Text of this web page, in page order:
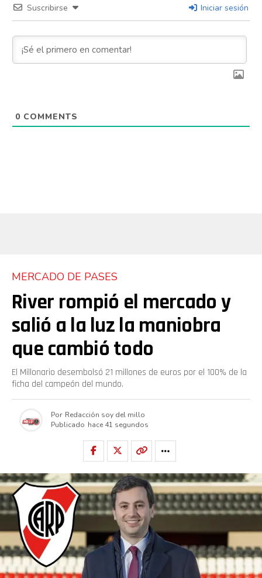
Suscribirse Iniciar sesión
0 COMMENTS
MERCADO DE PASES
River rompió el mercado y
salió a la luz la maniobra
que cambió todo
El Millonario desembolsó 21 millones de euros por el 100% de la
ficha del campeón del mundo.
Por Redacción soy del millo
Publicado hace 41 segundos